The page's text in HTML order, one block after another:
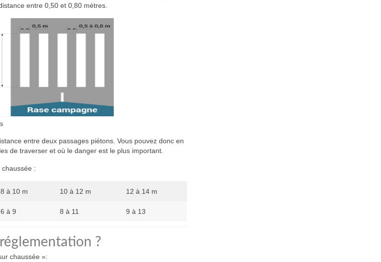
entre 0,50 et 0,80 mètres.
entre deux passages piétons. Vous pouvez donc en
de traverser et où le danger est le plus important.
:
8 à 10 m 10 à 12 m 12 à 14 m
6 à 9 8 à 11 9 à 13
?
chaussée »: